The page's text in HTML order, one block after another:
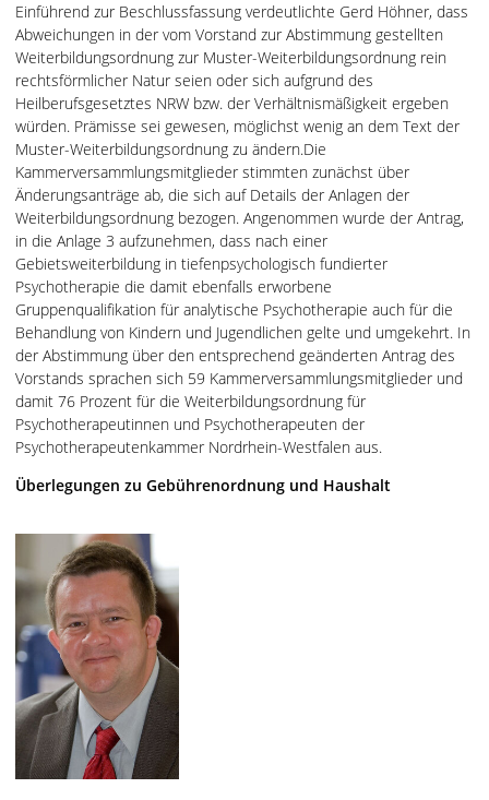
Einführend zur Beschlussfassung verdeutlichte Gerd Höhner, dass
Abweichungen in der vom Vorstand zur Abstimmung gestellten
Weiterbildungsordnung zur Muster-Weiterbildungsordnung rein
rechtsförmlicher Natur seien oder sich aufgrund des
Heilberufsgesetztes NRW bzw. der Verhältnismäßigkeit ergeben
würden. Prämisse sei gewesen, möglichst wenig an dem Text der
Muster-Weiterbildungsordnung zu ändern.Die
Kammerversammlungsmitglieder stimmten zunächst über
Änderungsanträge ab, die sich auf Details der Anlagen der
Weiterbildungsordnung bezogen. Angenommen wurde der Antrag,
in die Anlage 3 aufzunehmen, dass nach einer
Gebietsweiterbildung in tiefenpsychologisch fundierter
Psychotherapie die damit ebenfalls erworbene
Gruppenqualifikation für analytische Psychotherapie auch für die
Behandlung von Kindern und Jugendlichen gelte und umgekehrt. In
der Abstimmung über den entsprechend geänderten Antrag des
Vorstands sprachen sich 59 Kammerversammlungsmitglieder und
damit 76 Prozent für die Weiterbildungsordnung für
Psychotherapeutinnen und Psychotherapeuten der
Psychotherapeutenkammer Nordrhein-Westfalen aus.
Überlegungen zu Gebührenordnung und Haushalt